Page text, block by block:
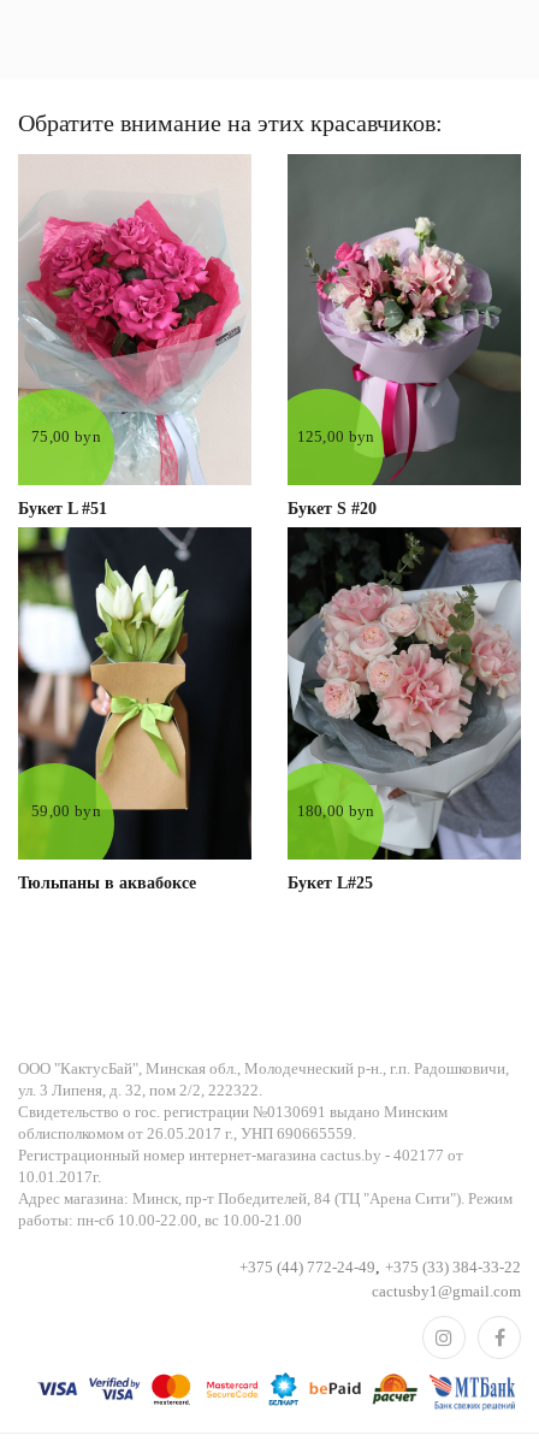
Обратите внимание на этих красавчиков:
75,00 byn
Букет L #51
125,00 byn
Букет S #20
59,00 byn
Тюльпаны в аквабоксе
180,00 byn
Букет L#25
ООО "КактусБай", Минская обл., Молодечнеский р-н., г.п. Радошковичи,
ул. 3 Липеня, д. 32, пом 2/2, 222322.
Свидетельство о гос. регистрации №0130691 выдано Минским
облисполкомом от 26.05.2017 г., УНП 690665559.
Регистрационный номер интернет-магазина cactus.by - 402177 от
10.01.2017г.
Адрес магазина: Минск, пр-т Победителей, 84 (ТЦ "Арена Сити"). Режим
работы: пн-сб 10.00-22.00, вс 10.00-21.00
+375 (44) 772-24-49 +375 (33) 384-33-22
cactusby1@gmail.com